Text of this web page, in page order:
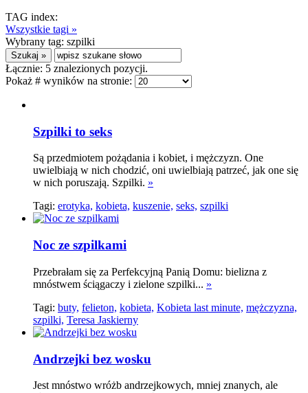
TAG index:
Wszystkie tagi »
Wybrany tag: szpilki
Łącznie: 5 znalezionych pozycji.
Pokaż # wyników na stronie:
Szpilki to seks
Są przedmiotem pożądania i kobiet, i mężczyzn. One
uwielbiają w nich chodzić, oni uwielbiają patrzeć, jak one się
w nich poruszają. Szpilki. »
Tagi: erotyka, kobieta, kuszenie, seks, szpilki
Noc ze szpilkami
Przebrałam się za Perfekcyjną Panią Domu: bielizna z
mnóstwem ściągaczy i zielone szpilki... »
Tagi: buty, felieton, kobieta, Kobieta last minute, mężczyzna,
szpilki, Teresa Jaskierny
Andrzejki bez wosku
Jest mnóstwo wróżb andrzejkowych, mniej znanych, ale